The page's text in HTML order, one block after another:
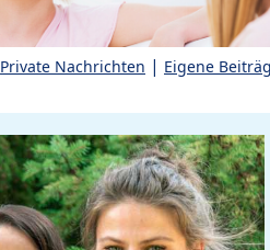
Private Nachrichten | Eigene